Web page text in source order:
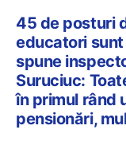
45 de posturi
educatori sunt
spune
Suruciuc:
în primul rând
pensionări,